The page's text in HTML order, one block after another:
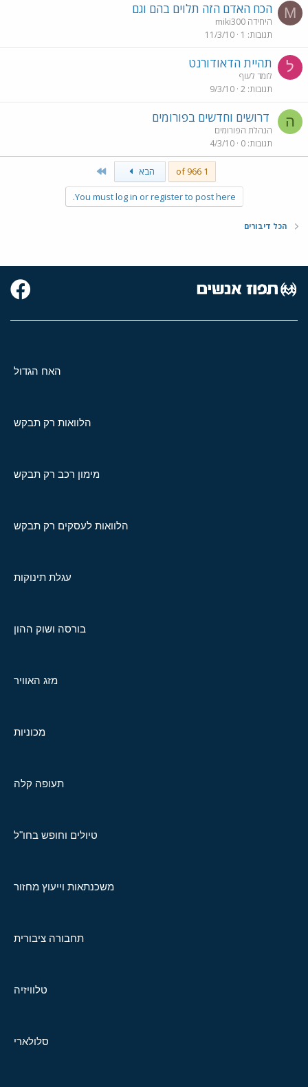
M הכח האדם הזה תלוים בהם וגם
miki300 היחידה
תגובות 1
11/3/10
ל תהיית הדאודורנט
לומד לעוף
תגובות 2
9/3/10
ה דרושים וחדשים בפורומים
הנהלת הפורומים
תגובות 0
4/3/10
1 of 966 הבא
You must log in or register to post here.
הכל דיבורים
האח הגדול
הלוואות רק תבקש
מימון רכב רק תבקש
הלוואות לעסקים רק תבקש
עגלת תינוקות
בורסה ושוק ההון
מזג האוויר
מכוניות
תעופה קלה
טיולים וחופש בחו"ל
משכנתאות וייעוץ מחזור
תחבורה ציבורית
טלוויזיה
סלולארי